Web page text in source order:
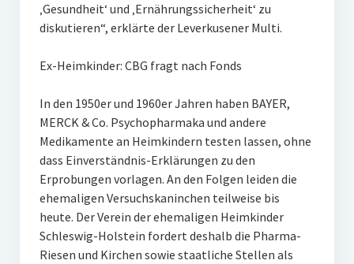
‚Gesundheit‘ und ‚Ernährungssicherheit‘ zu
diskutieren“, erklärte der Leverkusener Multi.
Ex-Heimkinder: CBG fragt nach Fonds
In den 1950er und 1960er Jahren haben BAYER,
MERCK & Co. Psychopharmaka und andere
Medikamente an Heimkindern testen lassen, ohne
dass Einverständnis-Erklärungen zu den
Erprobungen vorlagen. An den Folgen leiden die
ehemaligen Versuchskaninchen teilweise bis
heute. Der Verein der ehemaligen Heimkinder
Schleswig-Holstein fordert deshalb die Pharma-
Riesen und Kirchen sowie staatliche Stellen als